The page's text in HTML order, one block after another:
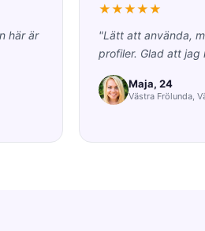
här är
★★★★★
"Lätt att använda,
profiler. Glad att jag
Maja, 24
Västra Frölunda,